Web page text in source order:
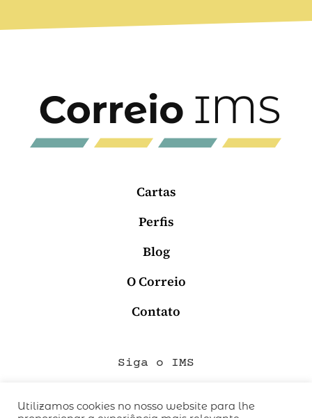
Cartas
Perfis
Blog
O Correio
Contato
Siga o IMS
Utilizamos cookies no nosso website para lhe